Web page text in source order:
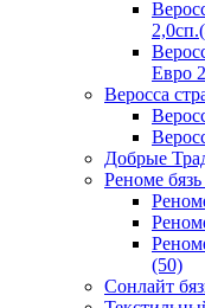
Евро
Веросса
Добрые
Реноме
(50)
Сонлайт